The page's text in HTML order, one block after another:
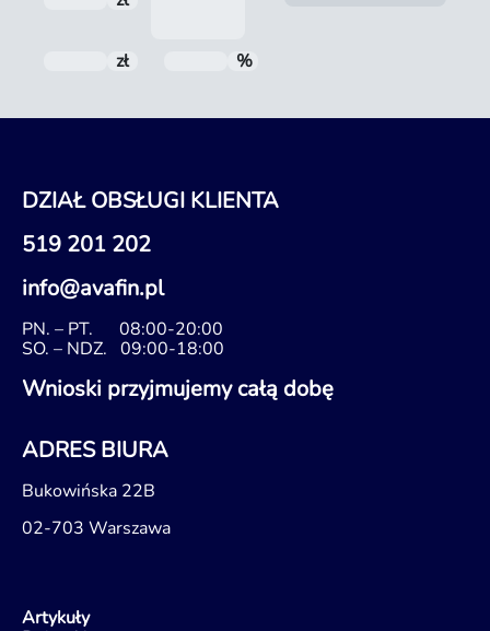
zł %
DZIAŁ OBSŁUGI KLIENTA
519 201 202
info@avafin.pl
PN. – PT. 08:00-20:00
SO. – NDZ. 09:00-18:00
Wnioski przyjmujemy całą dobę
ADRES BIURA
Bukowińska 22B
02-703 Warszawa
Artykuły